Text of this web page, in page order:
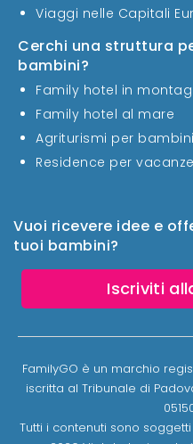
Vuoi ricevere idee e
tuoi bambini?
Iscriviti
Viaggi nelle Capitali
Cerchi una struttura
bambini?
Family hotel in
Family hotel al mare
Agriturismi per bambini
Residence per
FamilyGO è un marchio
iscritta al Tribunale di Padova
Tutti i contenuti sono